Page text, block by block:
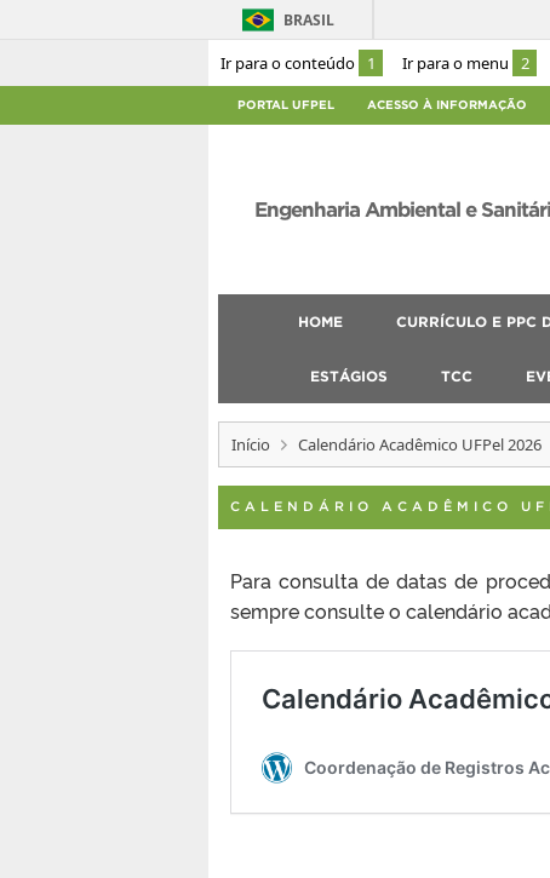
Ir para o conteúdo 1 Ir para o menu 2
BRASIL
PORTAL UFPEL ACESSO À INFORMAÇÃO
Engenharia Ambiental e
HOME CURRÍCULO E PPC
ESTÁGIOS TCC
Início Calendário Acadêmico UFPel 2026
CALENDÁRIO ACADÊMICO
Para consulta de datas de
sempre consulte o calendário